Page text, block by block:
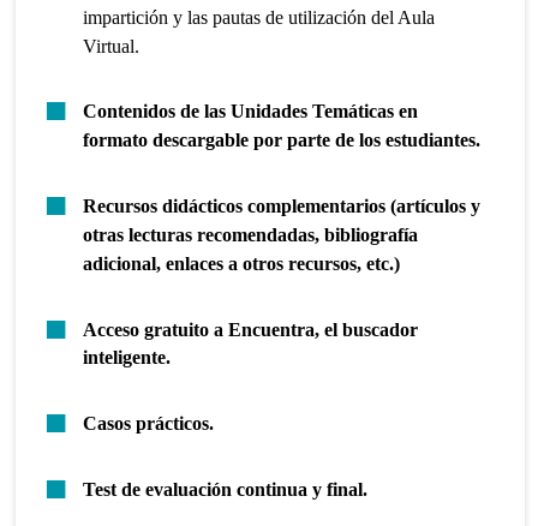
impartición y las pautas de utilización del Aula
Virtual.
Contenidos de las Unidades Temáticas en
formato descargable por parte de los estudiantes.
Recursos didácticos complementarios (artículos y
otras lecturas recomendadas, bibliografía
adicional, enlaces a otros recursos, etc.)
Acceso gratuito a Encuentra, el buscador
inteligente.
Casos prácticos.
Test de evaluación continua y final.